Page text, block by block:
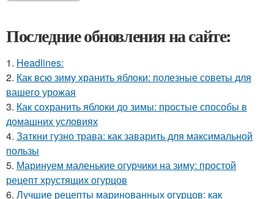
Последние обновления на сайте:
1. Headlines:
2. Как всю зиму хранить яблоки: полезные советы для
вашего урожая
3. Как сохранить яблоки до зимы: простые способы в
домашних условиях
4. Заткни гузно трава: как заварить для максимальной
пользы
5. Маринуем маленькие огурчики на зиму: простой
рецепт хрустящих огурцов
6. Лучшие рецепты маринованных огурцов: как